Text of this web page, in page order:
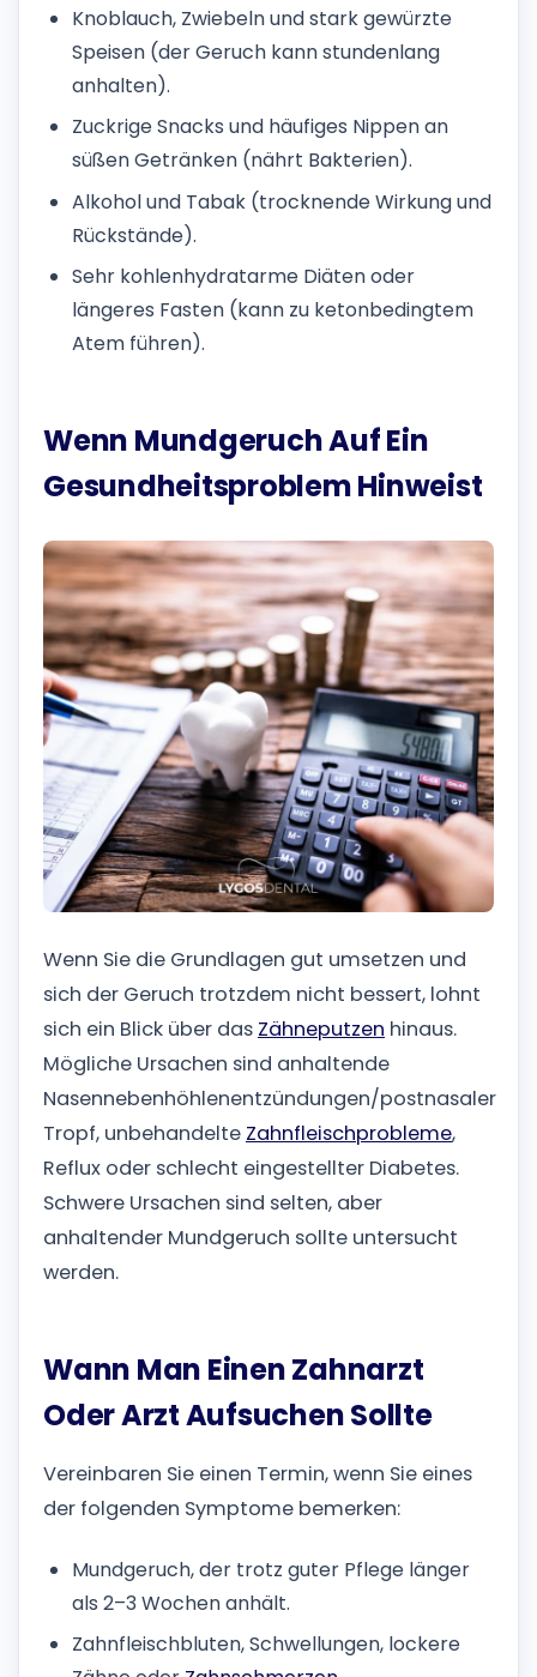
Knoblauch, Zwiebeln und stark gewürzte
Speisen (der Geruch kann stundenlang
anhalten).
Zuckrige Snacks und häufiges Nippen an
süßen Getränken (nährt Bakterien).
Alkohol und Tabak (trocknende Wirkung und
Rückstände).
Sehr kohlenhydratarme Diäten oder
längeres Fasten (kann zu ketonbedingtem
Atem führen).
Wenn Mundgeruch Auf Ein
Gesundheitsproblem Hinweist
Wenn Sie die Grundlagen gut umsetzen und
sich der Geruch trotzdem nicht bessert, lohnt
sich ein Blick über das Zähneputzen hinaus.
Mögliche Ursachen sind anhaltende
Nasennebenhöhlenentzündungen/postnasaler
Tropf, unbehandelte Zahnfleischprobleme,
Reflux oder schlecht eingestellter Diabetes.
Schwere Ursachen sind selten, aber
anhaltender Mundgeruch sollte untersucht
werden.
Wann Man Einen Zahnarzt
Oder Arzt Aufsuchen Sollte
Vereinbaren Sie einen Termin, wenn Sie eines
der folgenden Symptome bemerken:
Mundgeruch, der trotz guter Pflege länger
als 2–3 Wochen anhält.
Zahnfleischbluten, Schwellungen, lockere